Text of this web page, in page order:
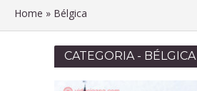
Home » Bélgica
CATEGORIA - BÉLGICA